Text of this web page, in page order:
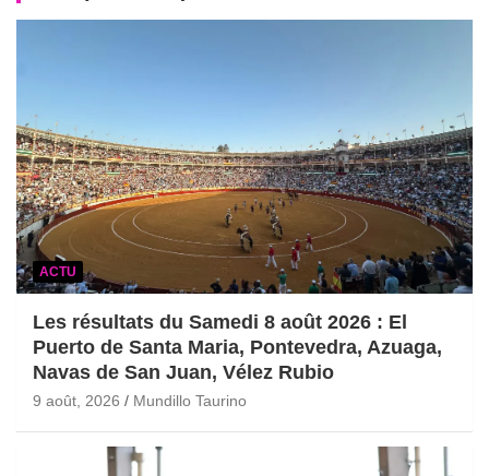
ACTU
Les résultats du Samedi 8 août 2026 : El
Puerto de Santa Maria, Pontevedra, Azuaga,
Navas de San Juan, Vélez Rubio
9 août, 2026 Mundillo Taurino